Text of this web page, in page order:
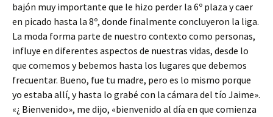
bajón muy importante que le hizo perder la 6º plaza y caer
en picado hasta la 8º, donde finalmente concluyeron la liga.
La moda forma parte de nuestro contexto como personas,
influye en diferentes aspectos de nuestras vidas, desde lo
que comemos y bebemos hasta los lugares que debemos
frecuentar. Bueno, fue tu madre, pero es lo mismo porque
yo estaba allí, y hasta lo grabé con la cámara del tío Jaime».
«¿ Bienvenido», me dijo, «bienvenido al día en que comienza